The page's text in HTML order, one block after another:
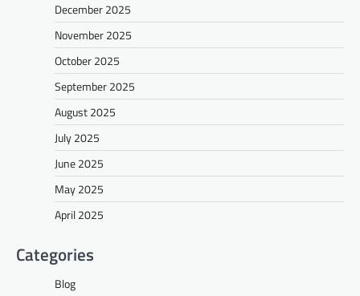
December 2025
November 2025
October 2025
September 2025
August 2025
July 2025
June 2025
May 2025
April 2025
Categories
Blog